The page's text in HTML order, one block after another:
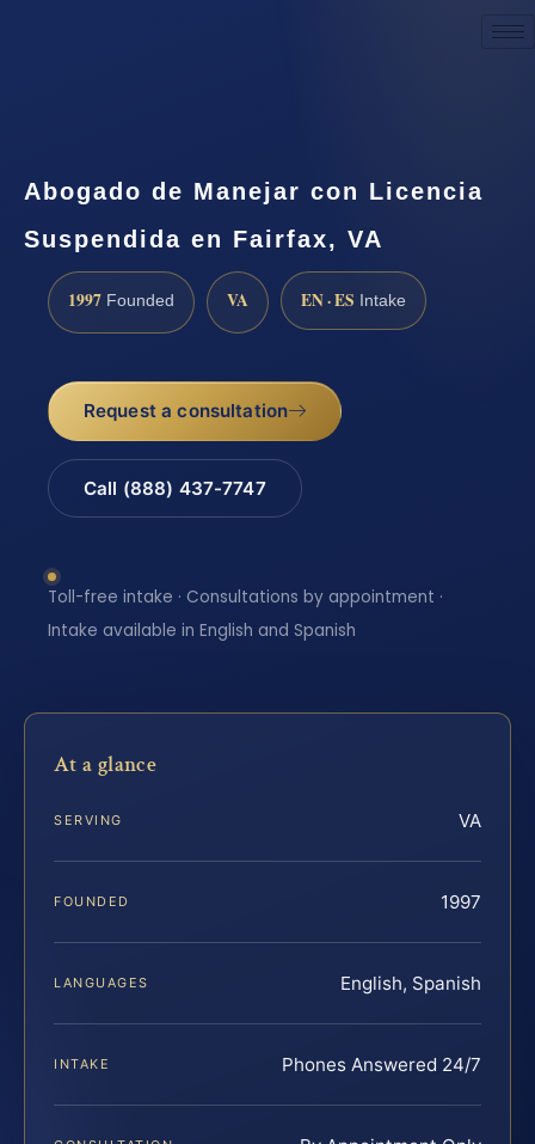
Abogado de Manejar con Licencia
Suspendida en Fairfax, VA
1997 Founded VA EN · ES Intake
Request a consultation
Call (888) 437-7747
Toll-free intake · Consultations by appointment ·
Intake available in English and Spanish
At a glance
SERVING VA
FOUNDED 1997
LANGUAGES English, Spanish
INTAKE Phones Answered 24/7